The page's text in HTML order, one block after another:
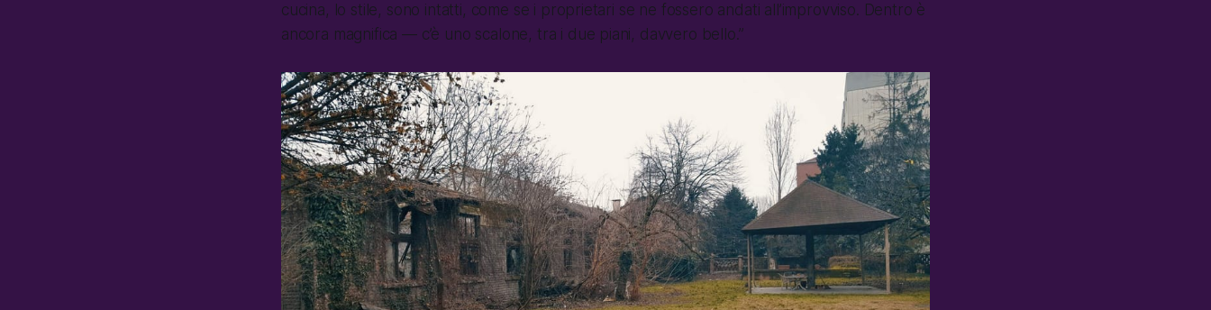
cucina, lo stile, sono intatti, come se i proprietari se ne fossero andati all’improvviso. Dentro è
ancora magnifica — c’è uno scalone, tra i due piani, davvero bello.”